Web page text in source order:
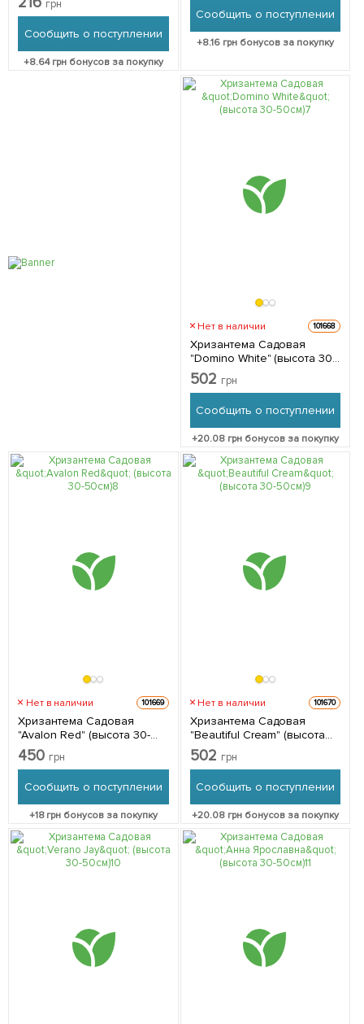
упаковке
грн
Сообщить о поступлении
+8.64грн бонусов за покупку
Сообщить о поступлении
+8.16 грн бонусов за покупку
Нет в наличии 101668
Хризантема Садовая
"Domino White" (высота 30-
50см) 1 саженец в
упаковке
502 грн
Сообщить о поступлении
+20.08 грн бонусов за покупку
Нет в наличии 101669
Хризантема Садовая
"Avalon Red" (высота 30-
50см) 1 саженец в
упаковке
450 грн
Сообщить о поступлении
+18грн бонусов за покупку
Нет в наличии 101670
Хризантема Садовая
"Beautiful Cream" (высота
30-50см) 1 саженец в
упаковке
502 грн
Сообщить о поступлении
+20.08 грн бонусов за покупку